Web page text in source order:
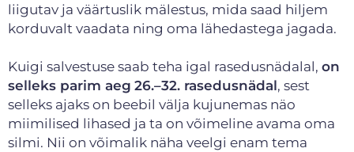
liigutav ja väärtuslik mälestus, mida saad hiljem
korduvalt vaadata ning oma lähedastega jagada.
Kuigi salvestuse saab teha igal rasedusnädalal, on
selleks parim aeg 26.–32. rasedusnädal, sest
selleks ajaks on beebil välja kujunemas näo
miimilised lihased ja ta on võimeline avama oma
silmi. Nii on võimalik näha veelgi enam tema